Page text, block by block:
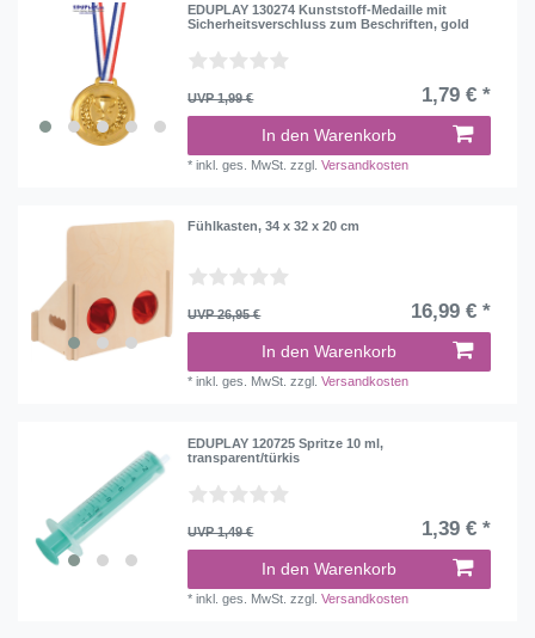
EDUPLAY 130274 Kunststoff-Medaille mit
Sicherheitsverschluss zum Beschriften, gold
UVP 1,99 € 1,79 € *
In den Warenkorb
*inkl. ges. MwSt. zzgl.Versandkosten
Fühlkasten, 34 x 32 x 20 cm
UVP 26,95 € 16,99 € *
In den Warenkorb
*inkl. ges. MwSt. zzgl.Versandkosten
EDUPLAY 120725 Spritze 10 ml,
transparent/türkis
UVP 1,49 € 1,39 € *
In den Warenkorb
*inkl. ges. MwSt. zzgl.Versandkosten